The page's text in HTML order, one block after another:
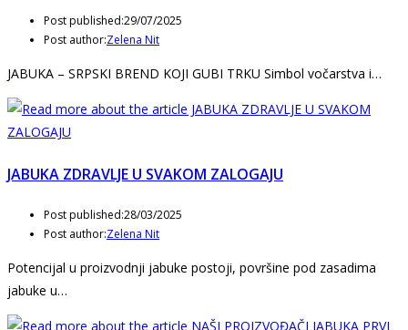
Post published:29/07/2025
Post author:Zelena Nit
JABUKA – SRPSKI BREND KOJI GUBI TRKU Simbol vočarstva i…
JABUKA ZDRAVLJE U SVAKOM ZALOGAJU
Post published:28/03/2025
Post author:Zelena Nit
Potencijal u proizvodnji jabuke postoji, površine pod zasadima
jabuke u…